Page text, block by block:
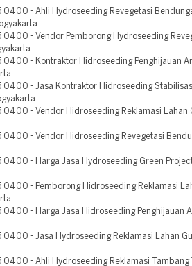
0400 - Ahli Hydroseeding Revegetasi
0400 - Vendor Pemborong Hydroseeding
0400 - Kontraktor Hidroseeding Penghijauan
0400 - Jasa Kontraktor Hidroseeding
0400 - Vendor Hidroseeding Reklamasi Lahan
0400 - Vendor Hidroseeding Revegetasi
0400 - Harga Jasa Hydroseeding Green
0400 - Pemborong Hidroseeding Reklamasi
0400 - Harga Jasa Hidroseeding Penghijauan
0400 - Jasa Hydroseeding Reklamasi Lahan
0400 - Ahli Hydroseeding Reklamasi Tambang